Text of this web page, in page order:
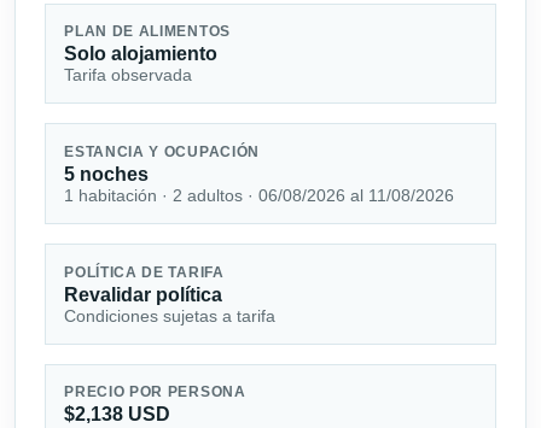
PLAN DE ALIMENTOS
Solo alojamiento
Tarifa observada
ESTANCIA Y OCUPACIÓN
5 noches
1 habitación · 2 adultos · 06/08/2026 al 11/08/2026
POLÍTICA DE TARIFA
Revalidar política
Condiciones sujetas a tarifa
PRECIO POR PERSONA
$2,138 USD